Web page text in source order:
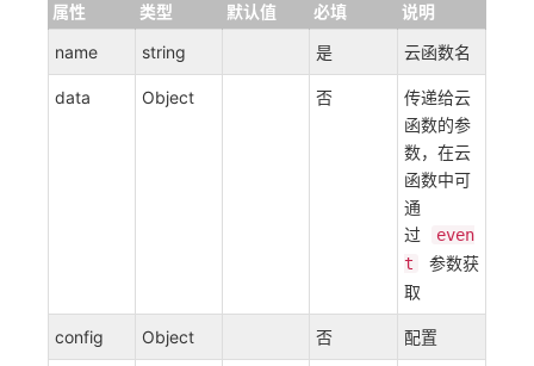
属性 类型 默认值 必填
说明
name
string 是 云函数名
data Object 否
传递给云
函数的参
数，在云
函数中可
通
过
even
t
参数获
取
config Object 否 配置